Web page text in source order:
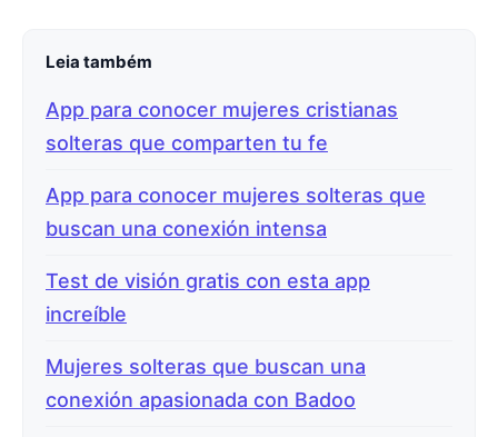
Leia também
App para conocer mujeres cristianas
solteras que comparten tu fe
App para conocer mujeres solteras que
buscan una conexión intensa
Test de visión gratis con esta app
increíble
Mujeres solteras que buscan una
conexión apasionada con Badoo